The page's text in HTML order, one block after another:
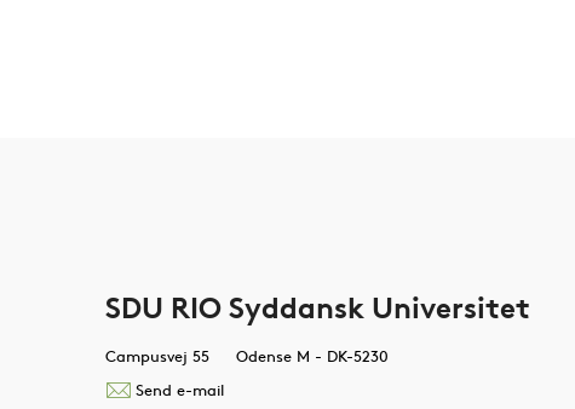
SDU RIO Syddansk Universitet
Campusvej 55
Odense M - DK-5230
Send e-mail